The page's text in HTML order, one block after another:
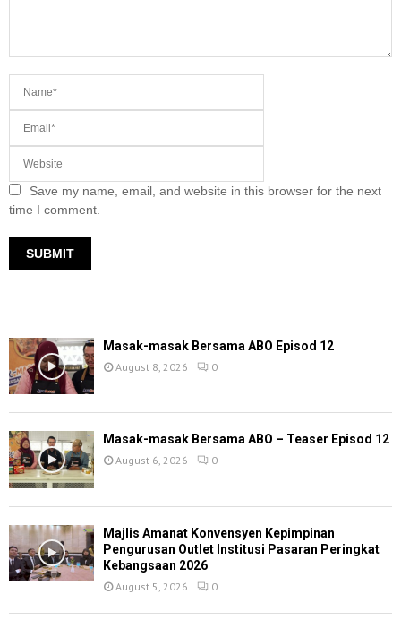
Save my name, email, and website in this browser for the next
time I comment.
Masak-masak Bersama ABO Episod 12
August 8, 2026 0
Masak-masak Bersama ABO – Teaser Episod 12
August 6, 2026 0
Majlis Amanat Konvensyen Kepimpinan
Pengurusan Outlet Institusi Pasaran Peringkat
Kebangsaan 2026
August 5, 2026 0